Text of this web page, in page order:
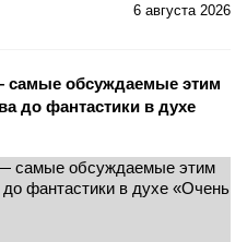
6 августа 2026
самые обсуждаемые этим
до фантастики в духе